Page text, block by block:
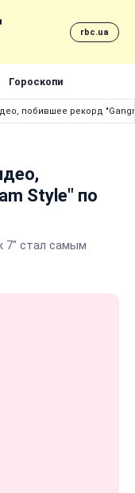
rbc.ua
Гороскопи
побившее рекорд
Style" по
7" стал самым